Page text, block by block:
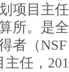
项目主
所。是
者（
任，